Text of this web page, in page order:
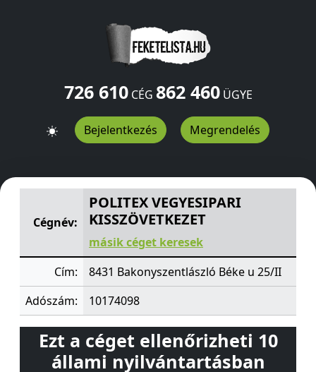
726 610CÉG 862 460ÜGYE
Bejelentkezés Megrendelés
POLITEX VEGYESIPARI KISSZÖVETKEZETBéke u 25/II
Cégnév:
POLITEX VEGYESIPARI
KISSZÖVETKEZET
másik céget keresek
Cím:
8431 Bakonyszentlászló Béke u 25/II
Adószám:
10174098
Ezt a céget ellenőrizheti 10
állami nyilvántartásban